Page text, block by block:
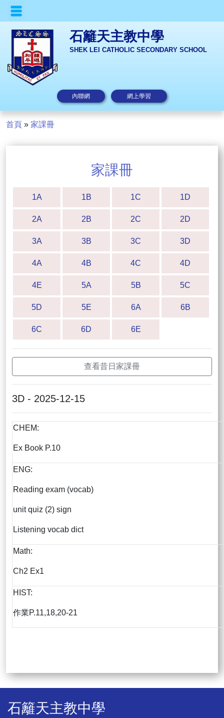
石籬天主教中學
SHEK LEI CATHOLIC SECONDARY SCHOOL
內聯網 網上學習
首頁 » 家課冊
家課冊
1A 1B 1C 1D
2A 2B 2C 2D
3A 3B 3C 3D
4A 4B 4C 4D
4E 5A 5B 5C
5D 5E 6A 6B
6C 6D 6E
查看昔日家課冊
3D - 2025-12-15
CHEM:
Ex Book P.10
ENG:
Reading exam (vocab)
unit quiz (2) sign
Listening vocab dict
Math:
Ch2 Ex1
HIST:
作業P.11,18,20-21
石籬天主教中學